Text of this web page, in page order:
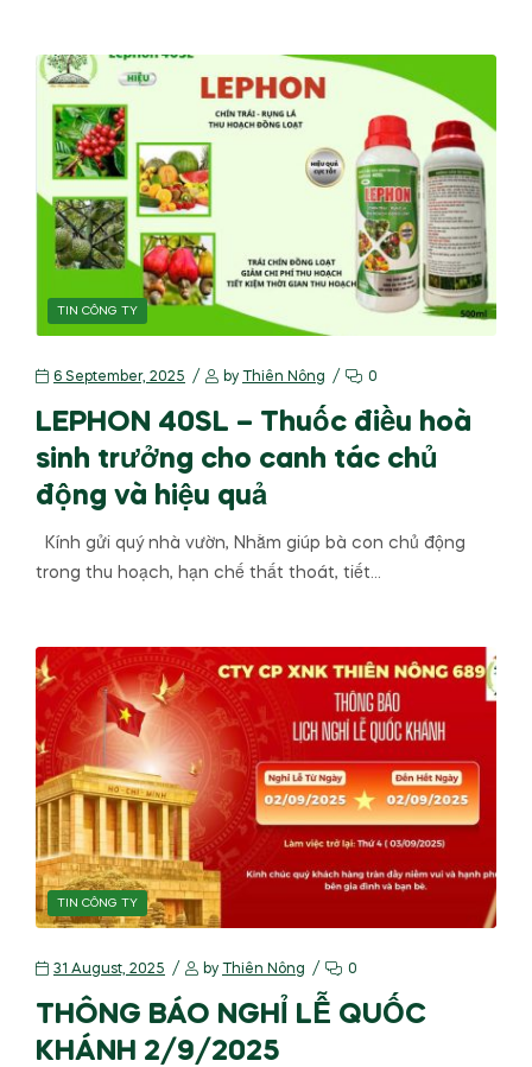
TIN CÔNG TY
6 September, 2025 by Thiên Nông 0
LEPHON 40SL – Thuốc điều hoà
sinh trưởng cho canh tác chủ
động và hiệu quả
Kính gửi quý nhà vườn, Nhằm giúp bà con chủ động
trong thu hoạch, hạn chế thất thoát, tiết…
TIN CÔNG TY
31 August, 2025 by Thiên Nông 0
THÔNG BÁO NGHỈ LỄ QUỐC
KHÁNH 2/9/2025